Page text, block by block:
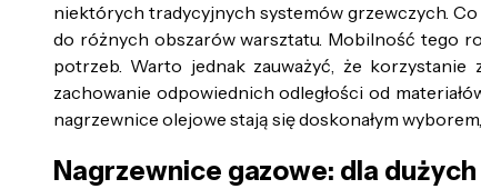
niektórych tradycyjnych systemów grzewczych.
do różnych obszarów warsztatu. Mobilność tego
potrzeb. Warto jednak zauważyć, że
zachowanie odpowiednich odległości od
nagrzewnice olejowe stają się doskonałym
Nagrzewnice gazowe: dla